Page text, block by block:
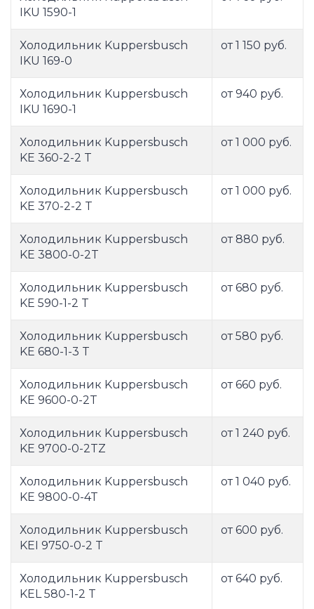
IKU 1590-1
Холодильник Kuppersbusch
IKU 169-0
от 1 150 руб.
Холодильник Kuppersbusch
IKU 1690-1
от 940 руб.
Холодильник Kuppersbusch
KE 360-2-2 T
от 1 000 руб.
Холодильник Kuppersbusch
KE 370-2-2 T
от 1 000 руб.
Холодильник Kuppersbusch
KE 3800-0-2T
от 880 руб.
Холодильник Kuppersbusch
KE 590-1-2 T
от 680 руб.
Холодильник Kuppersbusch
KE 680-1-3 T
от 580 руб.
Холодильник Kuppersbusch
KE 9600-0-2T
от 660 руб.
Холодильник Kuppersbusch
KE 9700-0-2TZ
от 1 240 руб.
Холодильник Kuppersbusch
KE 9800-0-4T
от 1 040 руб.
Холодильник Kuppersbusch
KEI 9750-0-2 T
от 600 руб.
Холодильник Kuppersbusch
KEL 580-1-2 T
от 640 руб.